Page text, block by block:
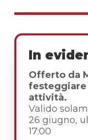
In
Offerto da
festeggiare
attività.
Valido
26 giugno,
17:00